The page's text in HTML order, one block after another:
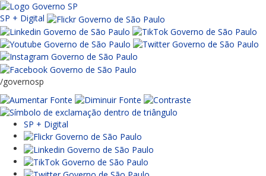
SP + Digital
/governosp
SP + Digital